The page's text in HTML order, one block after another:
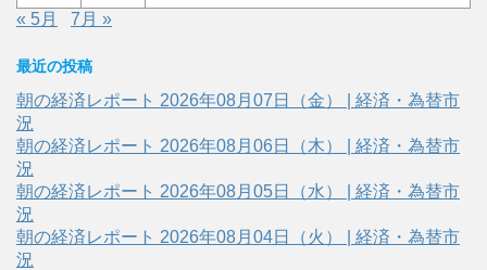
« 5月
7月 »
最近の投稿
朝の経済レポート 2026年08月07日（金） | 経済・為替市
況
朝の経済レポート 2026年08月06日（木） | 経済・為替市
況
朝の経済レポート 2026年08月05日（水） | 経済・為替市
況
朝の経済レポート 2026年08月04日（火） | 経済・為替市
況